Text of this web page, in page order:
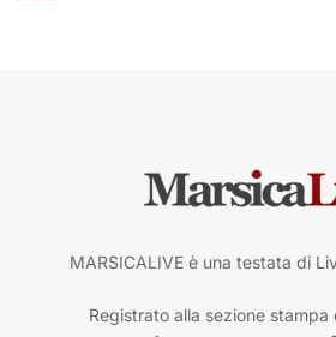
MARSICALIVE è una testata di
Registrato alla sezione